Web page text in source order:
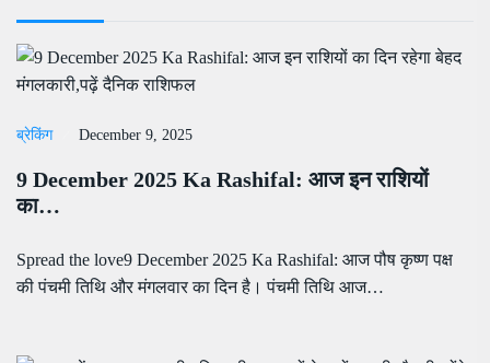
ब्रेकिंग December 9, 2025
9 December 2025 Ka Rashifal: आज इन राशियों
का…
Spread the love9 December 2025 Ka Rashifal: आज पौष कृष्ण पक्ष
की पंचमी तिथि और मंगलवार का दिन है। पंचमी तिथि आज…